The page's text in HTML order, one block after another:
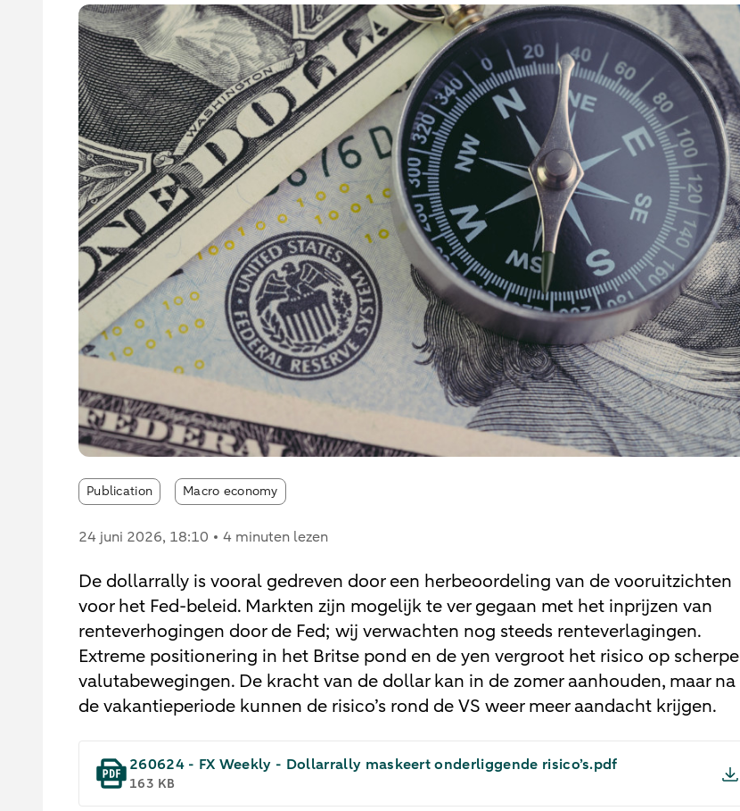
Publication Macro economy
24 juni 2026, 18:10 4 minuten lezen
De dollarrally is vooral gedreven door een herbeoordeling van de vooruitzichten
voor het Fed-beleid. Markten zijn mogelijk te ver gegaan met het inprijzen van
renteverhogingen door de Fed; wij verwachten nog steeds renteverlagingen.
Extreme positionering in het Britse pond en de yen vergroot het risico op scherpe
valutabewegingen. De kracht van de dollar kan in de zomer aanhouden, maar na
de vakantieperiode kunnen de risico’s rond de VS weer meer aandacht krijgen.
260624 - FX Weekly - Dollarrally maskeert onderliggende risico’s.pdf
163 KB